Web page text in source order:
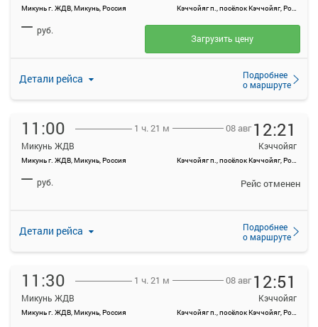
Микунь г. ЖДВ, Микунь, Россия Кэччойяг п., посёлок Кэччойяг, Россия
Детали рейса
Подробнее
о маршруте
— руб.
Загрузить цену
11:00
Микунь ЖДВ
Микунь г. ЖДВ, Микунь, Россия
1 ч. 21 м 08 авг 12:21
Кэччойяг
Кэччойяг п., посёлок Кэччойяг, Россия
Детали рейса
Подробнее
о маршруте
— руб. Рейс отменен
11:30
Микунь ЖДВ
Микунь г. ЖДВ, Микунь, Россия
1 ч. 21 м 08 авг 12:51
Кэччойяг
Кэччойяг п., посёлок Кэччойяг, Россия